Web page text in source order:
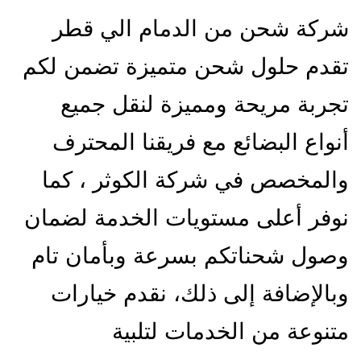
شركة شحن من الدمام الي قطر
تقدم حلول شحن متميزة تضمن لكم
تجربة مريحة ومميزة لنقل جميع
أنواع البضائع مع فريقنا المحترف
والمخصص في شركة الكوثر ، كما
نوفر أعلى مستويات الخدمة لضمان
وصول شحناتكم بسرعة وبأمان تام
وبالإضافة إلى ذلك، نقدم خيارات
متنوعة من الخدمات لتلبية